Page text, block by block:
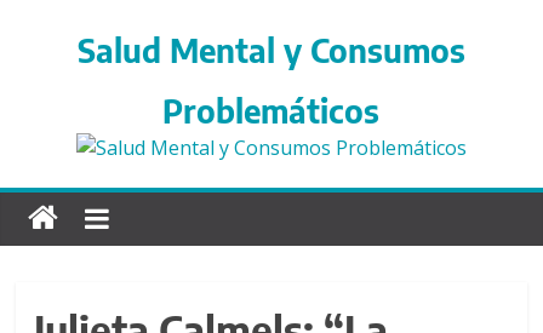
d
r
Salud Mental y Consumos
Problemáticos